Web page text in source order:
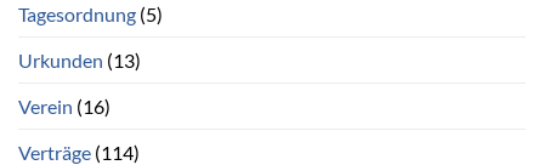
Tagesordnung (5)
Urkunden (13)
Verein (16)
Verträge (114)